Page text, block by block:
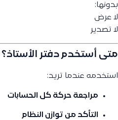
بدونها:
لا عرض
لا تصدير
متى أستخدم دفتر الأستاذ؟
استخدمه عندما تريد:
مراجعة حركة كل الحسابات
التأكد من توازن النظام